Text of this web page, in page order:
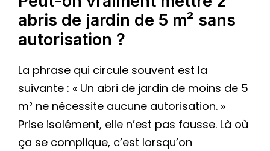
abris de jardin de 5 m² sans
autorisation ?
La phrase qui circule souvent est la
suivante : « Un abri de jardin de moins de 5
m² ne nécessite aucune autorisation. »
Prise isolément, elle n’est pas fausse. Là où
ça se complique, c’est lorsqu’on